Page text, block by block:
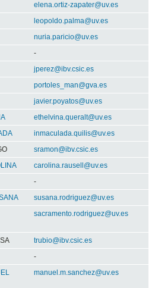
elena.ortiz-zapater@uv.es
leopoldo.palma@uv.es
nuria.paricio@uv.es
-
jperez@ibv.csic.es
portoles_man@gva.es
javier.poyatos@uv.es
ethelvina.queralt@uv.es
inmaculada.quilis@uv.es
sramon@ibv.csic.es
carolina.rausell@uv.es
-
susana.rodriguez@uv.es
sacramento.rodriguez@uv.es
trubio@ibv.csic.es
-
manuel.m.sanchez@uv.es